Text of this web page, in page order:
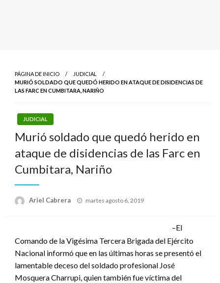
PÁGINA DE INICIO
JUDICIAL
MURIÓ SOLDADO QUE QUEDÓ HERIDO EN ATAQUE DE DISIDENCIAS DE
LAS FARC EN CUMBITARA, NARIÑO
JUDICIAL
Murió soldado que quedó herido en
ataque de disidencias de las Farc en
Cumbitara, Nariño
Ariel Cabrera
Publicado
martes agosto 6, 2019
–El
Comando de la Vigésima Tercera Brigada del Ejército
Nacional informó que en las últimas horas se presentó el
lamentable deceso del soldado profesional José
Mosquera Charrupi, quien también fue víctima del